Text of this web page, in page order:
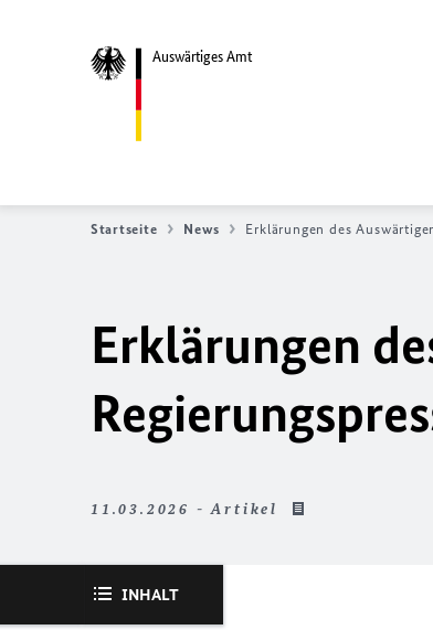
Auswärtiges Amt
Startseite News Erklärungen des
Erklärungen
11.03.2026 - Artikel
INHALT